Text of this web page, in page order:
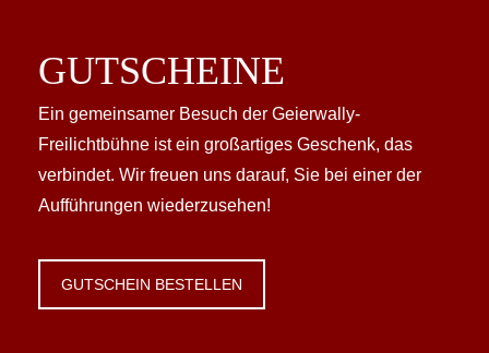
GUTSCHEINE
Ein gemeinsamer Besuch der Geierwally-
Freilichtbühne ist ein großartiges Geschenk, das
verbindet. Wir freuen uns darauf, Sie bei einer der
Aufführungen wiederzusehen!
GUTSCHEIN BESTELLEN